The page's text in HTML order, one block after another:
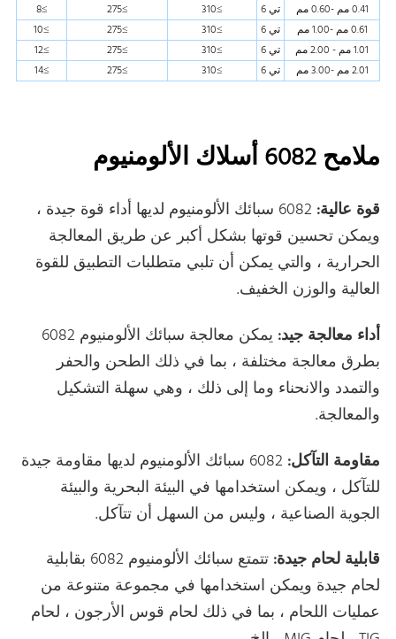
0.41 مم -0.60 مم
تي 6 ≥310
≥275
≥8
0.61 مم -1.00 مم
تي 6 ≥310
≥275
≥10
1.01 مم - 2.00 مم
تي 6 ≥310
≥275
≥12
2.01 مم -3.00 مم
تي 6 ≥310
≥275
≥14
ملامح 6082 أسلاك الألومنيوم
قوة عالية:
6082 سبائك الألومنيوم لديها أداء قوة جيدة ،
ويمكن تحسين قوتها بشكل أكبر عن طريق المعالجة
الحرارية ، والتي يمكن أن تلبي متطلبات التطبيق للقوة
العالية والوزن الخفيف.
أداء معالجة جيد:
يمكن معالجة سبائك الألومنيوم 6082
بطرق معالجة مختلفة ، بما في ذلك الطحن والحفر
والتمدد والانحناء وما إلى ذلك ، وهي سهلة التشكيل
والمعالجة.
مقاومة التآكل:
6082 سبائك الألومنيوم لديها مقاومة جيدة
للتآكل ، ويمكن استخدامها في البيئة البحرية والبيئة
الجوية الصناعية ، وليس من السهل أن تتآكل.
قابلية لحام جيدة:
تتمتع سبائك الألومنيوم 6082 بقابلية
لحام جيدة ويمكن استخدامها في مجموعة متنوعة من
عمليات اللحام ، بما في ذلك لحام قوس الأرجون ، لحام